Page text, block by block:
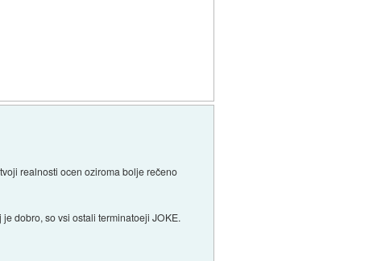
realnosti ocen oziroma bolje rečeno
dobro, so vsi ostali terminatoeji JOKE.